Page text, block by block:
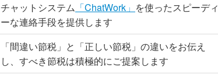
チャットシステム 「ChatWork」 を使ったスピーディ
ーな連絡手段を提供します
「間違い節税」と「正しい節税」の違いをお伝え
し、すべき節税は積極的にご提案します